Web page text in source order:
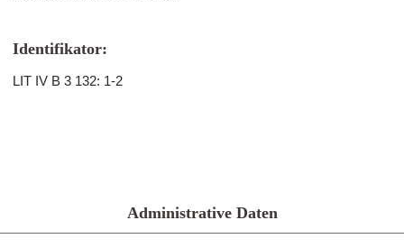
Identifikator:
LIT IV B 3 132: 1-2
Administrative Daten